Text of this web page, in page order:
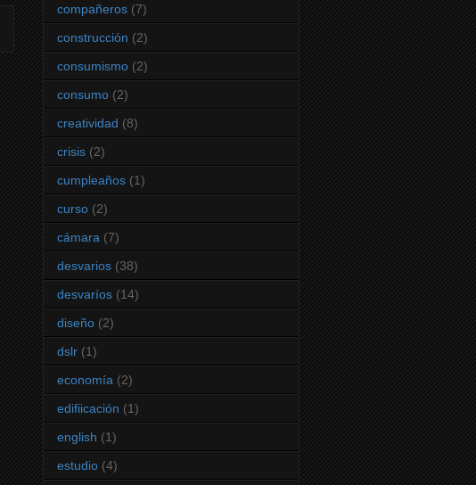
compañeros (7)
construcción (2)
consumismo (2)
consumo (2)
creatividad (8)
crisis (2)
cumpleaños (1)
curso (2)
cámara (7)
desvarios (38)
desvaríos (14)
diseño (2)
dslr (1)
economía (2)
edifiicación (1)
english (1)
estudio (4)